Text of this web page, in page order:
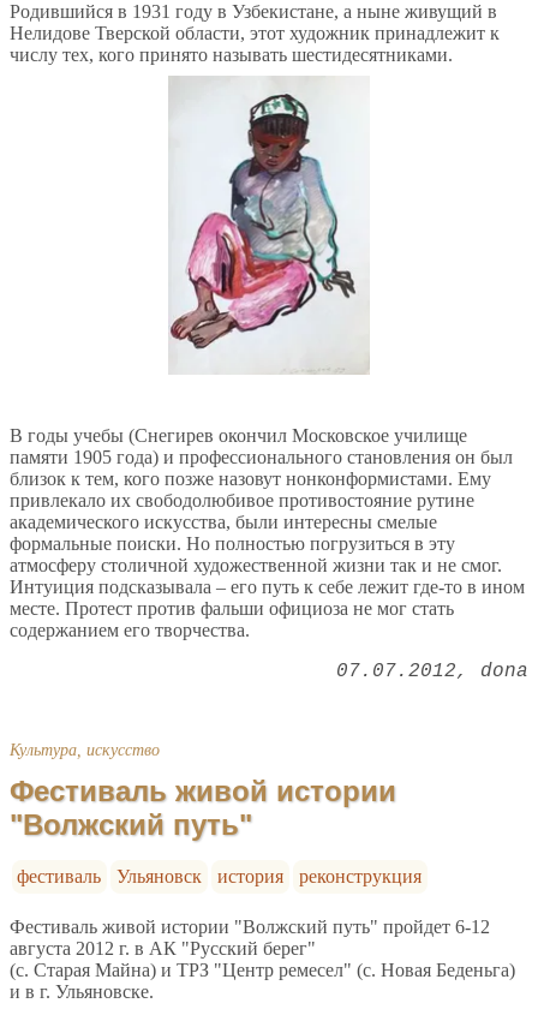
Родившийся в 1931 году в Узбекистане, а ныне живущий в
Нелидове Тверской области, этот художник принадлежит к
числу тех, кого принято называть шестидесятниками.
В годы учебы (Снегирев окончил Московское училище
памяти 1905 года) и профессионального становления он был
близок к тем, кого позже назовут нонконформистами. Ему
привлекало их свободолюбивое противостояние рутине
академического искусства, были интересны смелые
формальные поиски. Но полностью погрузиться в эту
атмосферу столичной художественной жизни так и не смог.
Интуиция подсказывала – его путь к себе лежит где-то в ином
месте. Протест против фальши официоза не мог стать
содержанием его творчества.
07.07.2012 dona
Культура, искусство
Фестиваль живой истории
"Волжский путь"
фестиваль Ульяновск история реконструкция
Фестиваль живой истории "Волжский путь" пройдет 6-12
августа 2012 г. в АК "Русский берег"
(с. Старая Майна) и ТРЗ "Центр ремесел" (с. Новая Беденьга)
и в г. Ульяновске.